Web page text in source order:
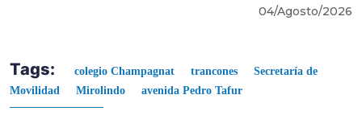
04/Agosto/2026
Tags: colegio Champagnat trancones
Secretaría de
Movilidad
Mirolindo avenida Pedro Tafur